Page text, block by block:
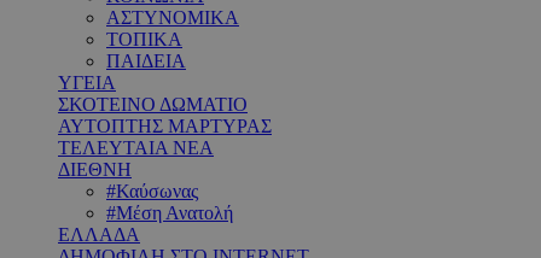
ΑΣΤΥΝΟΜΙΚΑ
ΤΟΠΙΚΑ
ΠΑΙΔΕΙΑ
ΥΓΕΙΑ
ΣΚΟΤΕΙΝΟ ΔΩΜΑΤΙΟ
ΑΥΤΟΠΤΗΣ ΜΑΡΤΥΡΑΣ
ΤΕΛΕΥΤΑΙΑ ΝΕΑ
ΔΙΕΘΝΗ
#Καύσωνας
#Μέση Ανατολή
ΕΛΛΑΔΑ